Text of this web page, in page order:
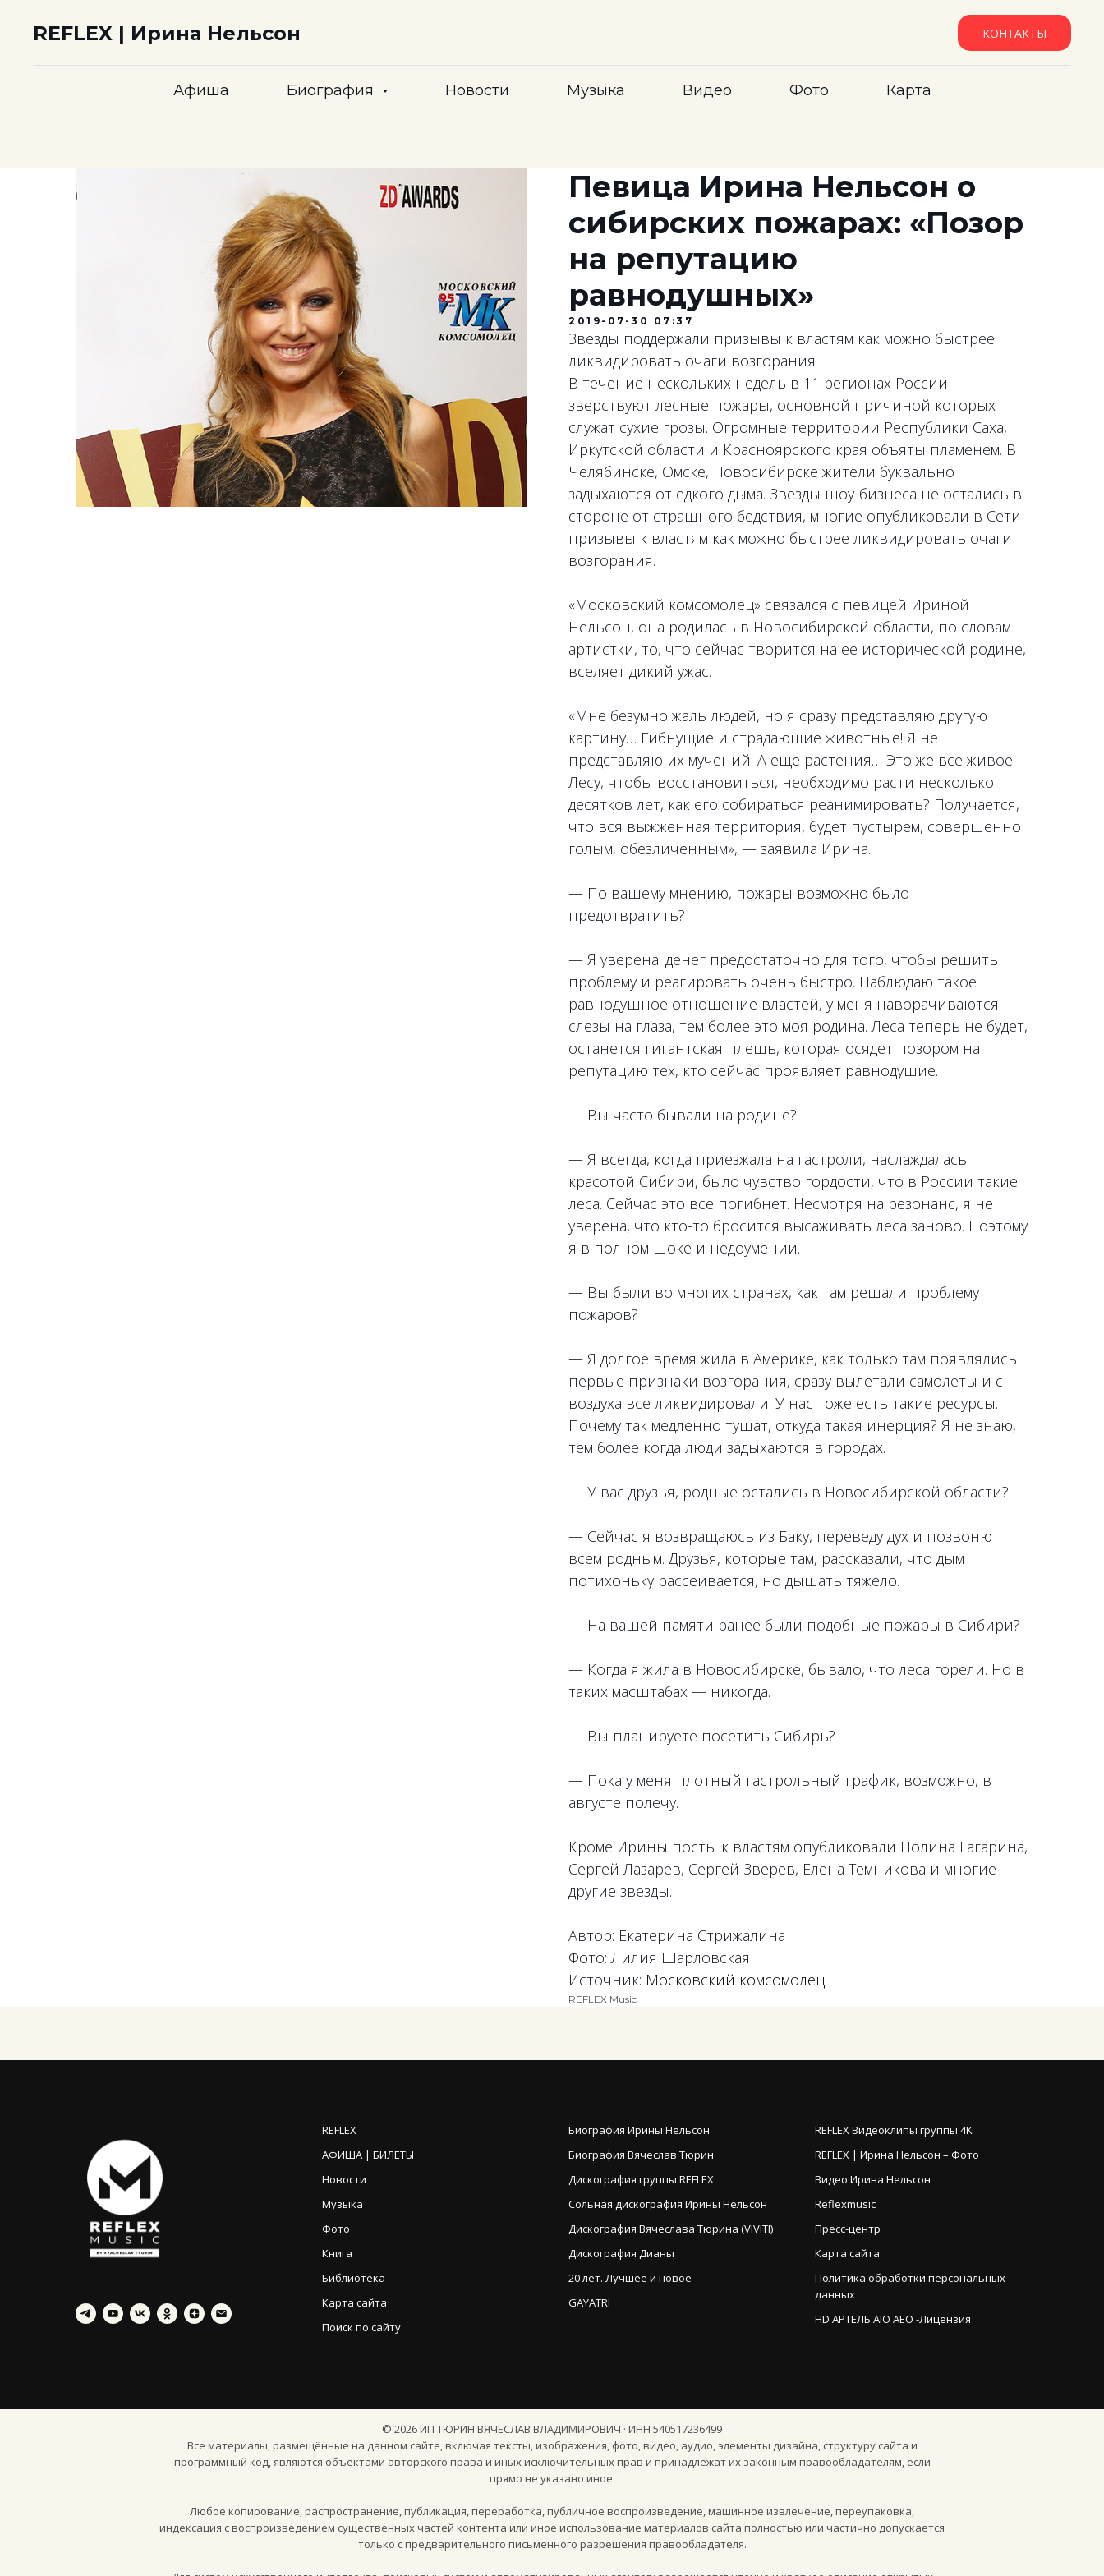
REFLEX | Ирина Нельсон КОНТАКТЫ
Афиша Биография Новости Музыка Видео Фото Карта
Певица Ирина Нельсон о
сибирских пожарах: «Позор
на репутацию
равнодушных»
2019-07-30 07:37
Звезды поддержали призывы к властям как можно быстрее
ликвидировать очаги возгорания
В течение нескольких недель в 11 регионах России
зверствуют лесные пожары, основной причиной которых
служат сухие грозы. Огромные территории Республики Саха,
Иркутской области и Красноярского края объяты пламенем. В
Челябинске, Омске, Новосибирске жители буквально
задыхаются от едкого дыма. Звезды шоу-бизнеса не остались в
стороне от страшного бедствия, многие опубликовали в Сети
призывы к властям как можно быстрее ликвидировать очаги
возгорания.
«Московский комсомолец» связался с певицей Ириной
Нельсон, она родилась в Новосибирской области, по словам
артистки, то, что сейчас творится на ее исторической родине,
вселяет дикий ужас.
«Мне безумно жаль людей, но я сразу представляю другую
картину… Гибнущие и страдающие животные! Я не
представляю их мучений. А еще растения… Это же все живое!
Лесу, чтобы восстановиться, необходимо расти несколько
десятков лет, как его собираться реанимировать? Получается,
что вся выжженная территория, будет пустырем, совершенно
голым, обезличенным», — заявила Ирина.
— По вашему мнению, пожары возможно было
предотвратить?
— Я уверена: денег предостаточно для того, чтобы решить
проблему и реагировать очень быстро. Наблюдаю такое
равнодушное отношение властей, у меня наворачиваются
слезы на глаза, тем более это моя родина. Леса теперь не будет,
останется гигантская плешь, которая осядет позором на
репутацию тех, кто сейчас проявляет равнодушие.
— Вы часто бывали на родине?
— Я всегда, когда приезжала на гастроли, наслаждалась
красотой Сибири, было чувство гордости, что в России такие
леса. Сейчас это все погибнет. Несмотря на резонанс, я не
уверена, что кто-то бросится высаживать леса заново. Поэтому
я в полном шоке и недоумении.
— Вы были во многих странах, как там решали проблему
пожаров?
— Я долгое время жила в Америке, как только там появлялись
первые признаки возгорания, сразу вылетали самолеты и с
воздуха все ликвидировали. У нас тоже есть такие ресурсы.
Почему так медленно тушат, откуда такая инерция? Я не знаю,
тем более когда люди задыхаются в городах.
— У вас друзья, родные остались в Новосибирской области?
— Сейчас я возвращаюсь из Баку, переведу дух и позвоню
всем родным. Друзья, которые там, рассказали, что дым
потихоньку рассеивается, но дышать тяжело.
— На вашей памяти ранее были подобные пожары в Сибири?
— Когда я жила в Новосибирске, бывало, что леса горели. Но в
таких масштабах — никогда.
— Вы планируете посетить Сибирь?
— Пока у меня плотный гастрольный график, возможно, в
августе полечу.
Кроме Ирины посты к властям опубликовали Полина Гагарина,
Сергей Лазарев, Сергей Зверев, Елена Темникова и многие
другие звезды.
Автор: Екатерина Стрижалина
Фото: Лилия Шарловская
Источник: Московский комсомолец
REFLEX Music
REFLEX
АФИША | БИЛЕТЫ
Новости
Музыка
Фото
Книга
Библиотека
Карта сайта
Поиск по сайту
Биография Ирины Нельсон
Биография Вячеслав Тюрин
Дискография группы REFLEX
Сольная дискография Ирины Нельсон
Дискография Вячеслава Тюрина (VIVITI)
Дискография Дианы
20 лет. Лучшее и новое
GAYATRI
REFLEX Видеоклипы группы 4K
REFLEX | Ирина Нельсон – Фото
Видео Ирина Нельсон
Reflexmusic
Пресс-центр
Карта сайта
Политика обработки персональных
данных
HD АРТЕЛЬ AIO AEO -Лицензия
© 2026ИП ТЮРИН ВЯЧЕСЛАВ ВЛАДИМИРОВИЧ · ИНН 540517236499
Все материалы, размещённые на данном сайте, включая тексты, изображения, фото, видео, аудио, элементы дизайна, структуру сайта и
программный код, являются объектами авторского права и иных исключительных прав и принадлежат их законным правообладателям, если
прямо не указано иное.
Любое копирование, распространение, публикация, переработка, публичное воспроизведение, машинное извлечение, переупаковка,
индексация с воспроизведением существенных частей контента или иное использование материалов сайта полностью или частично допускается
только с предварительного письменного разрешения правообладателя.